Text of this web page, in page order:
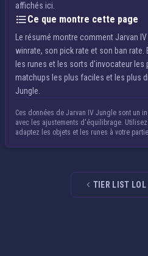
affichés ici.
Ce que montre cette page
Le résumé montre comment Jarvan
winrate, son pick rate et son ban
les runes et les sorts d'invocateur les
matchups les plus faciles et les plus
Jungle.
Ces données de Jarvan IV Jungle sont un
avec les ajustements d'équilibrage.
adaptez les objets et les runes à votre
TIER LIST LOL